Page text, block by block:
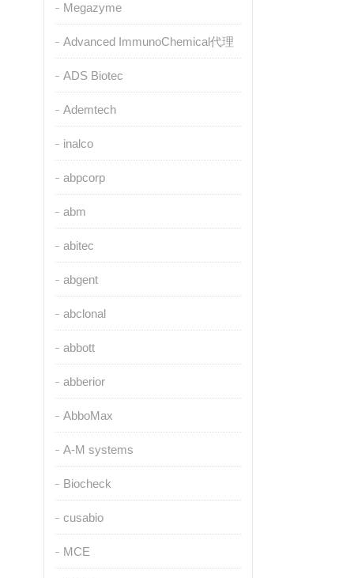
Megazyme
Advanced ImmunoChemical代理
ADS Biotec
Ademtech
inalco
abpcorp
abm
abitec
abgent
abclonal
abbott
abberior
AbboMax
A-M systems
Biocheck
cusabio
MCE